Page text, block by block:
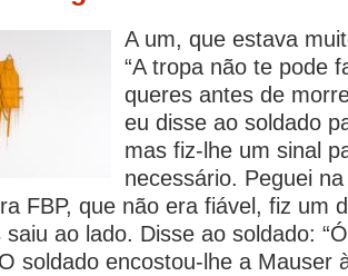
A um, que estava
“A tropa não te pode
queres antes de
eu disse ao soldado
mas fiz-lhe um sinal
necessário. Peguei
FBP, que não era fiável, fiz um
saiu ao lado. Disse ao soldado:
soldado encostou-lhe a Mauser